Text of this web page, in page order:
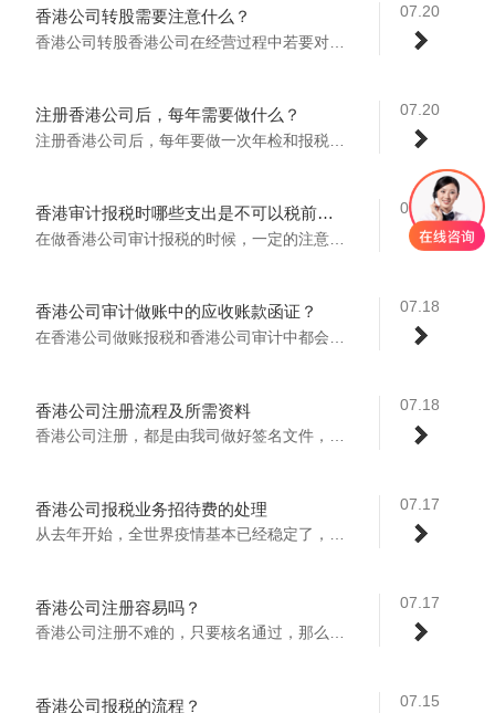
07.20
香港公司转股需要注意什么？
香港公司转股香港公司在经营过程中若要对香...
07.20
注册香港公司后，每年需要做什么？
07.19
香港审计报税时哪些支出是不可以税前扣除的？
在做香港公司审计报税的时候，一定的注意有...
07.18
香港公司审计做账中的应收账款函证？
07.18
香港公司注册流程及所需资料
07.17
香港公司报税业务招待费的处理
07.17
香港公司注册容易吗？
香港公司注册不难的，只要核名通过，那么就...
07.15
香港公司报税的流程？